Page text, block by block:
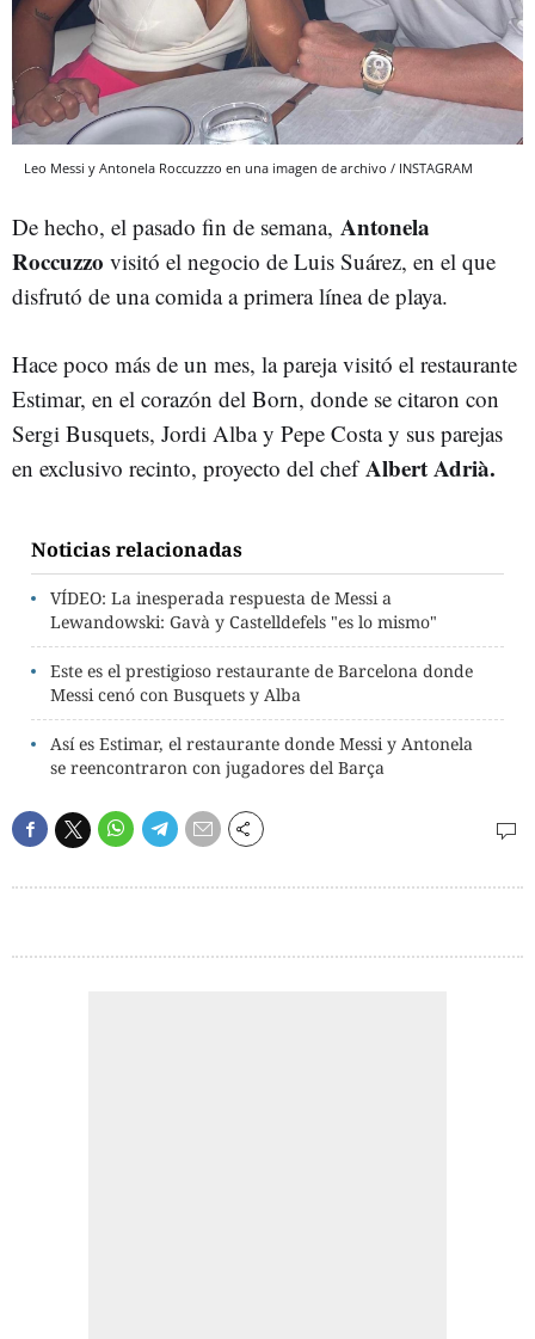
Leo Messi y Antonela Roccuzzzo en una imagen de archivo / INSTAGRAM
De hecho, el pasado fin de semana, Antonela
Roccuzzo visitó el negocio de Luis Suárez, en el que
disfrutó de una comida a primera línea de playa.
Hace poco más de un mes, la pareja visitó el restaurante
Estimar, en el corazón del Born, donde se citaron con
Sergi Busquets, Jordi Alba y Pepe Costa y sus parejas
en exclusivo recinto, proyecto del chefAlbert Adrià.
Noticias relacionadas
VÍDEO: La inesperada respuesta de Messi a
Lewandowski: Gavà y Castelldefels "es lo mismo"
Este es el prestigioso restaurante de Barcelona donde
Messi cenó con Busquets y Alba
Así es Estimar, el restaurante donde Messi y Antonela
se reencontraron con jugadores del Barça